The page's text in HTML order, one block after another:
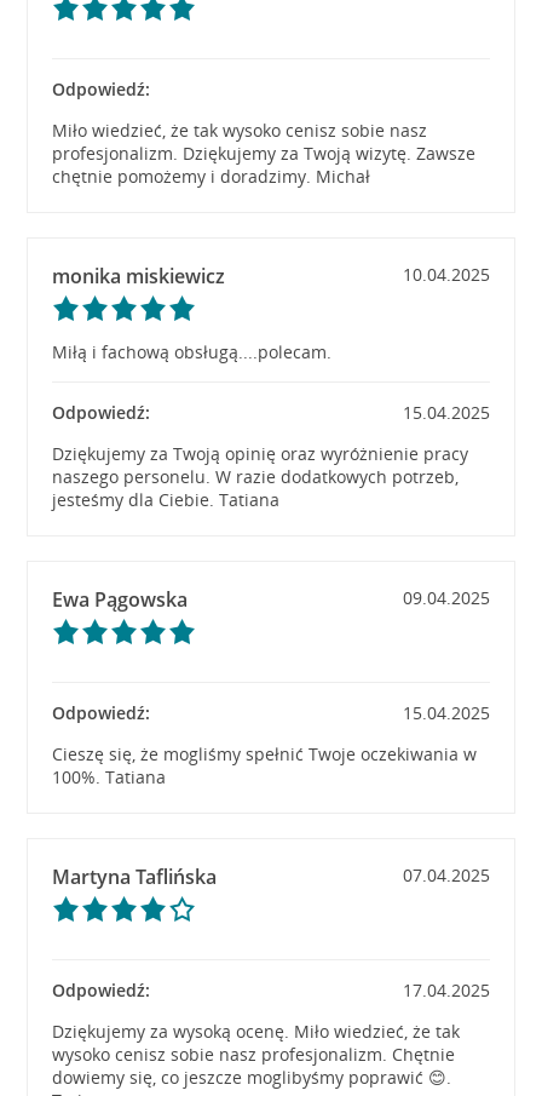
Odpowiedź:
Miło wiedzieć, że tak wysoko cenisz sobie nasz
profesjonalizm. Dziękujemy za Twoją wizytę. Zawsze
chętnie pomożemy i doradzimy. Michał
monika miskiewicz 10.04.2025
Miłą i fachową obsługą....polecam.
Odpowiedź:
15.04.2025
Dziękujemy za Twoją opinię oraz wyróżnienie pracy
naszego personelu. W razie dodatkowych potrzeb,
jesteśmy dla Ciebie. Tatiana
Ewa Pągowska 09.04.2025
Odpowiedź:
15.04.2025
Cieszę się, że mogliśmy spełnić Twoje oczekiwania w
100%. Tatiana
Martyna Taflińska 07.04.2025
Odpowiedź:
17.04.2025
Dziękujemy za wysoką ocenę. Miło wiedzieć, że tak
wysoko cenisz sobie nasz profesjonalizm. Chętnie
dowiemy się, co jeszcze moglibyśmy poprawić 😊.